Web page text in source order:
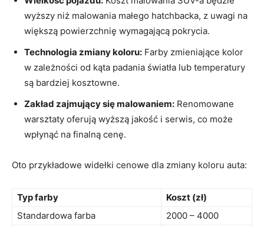
wyższy niż malowania małego hatchbacka, z uwagi na
większą powierzchnię wymagającą pokrycia.
Technologia zmiany koloru: Farby zmieniające kolor
w zależności od kąta padania światła lub temperatury
są bardziej kosztowne.
Zakład zajmujący się malowaniem: Renomowane
warsztaty oferują wyższą jakość i serwis, co może
wpłynąć na finalną cenę.
Oto przykładowe widełki cenowe dla zmiany koloru auta:
Typ farby
Koszt (zł)
Standardowa farba
2000 – 4000